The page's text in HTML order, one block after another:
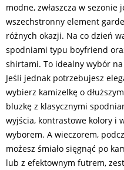
modne, zwłaszcza w
wszechstronny element
różnych okazji. Na co dzień
spodniami typu boyfriend
shirtami. To idealny wybór
Jeśli jednak potrzebujesz
wybierz kamizelkę o
bluzkę z klasycznymi
wyjścia, kontrastowe kolory i
wyborem. A wieczorem,
możesz śmiało sięgnąć po
lub z efektownym futrem,